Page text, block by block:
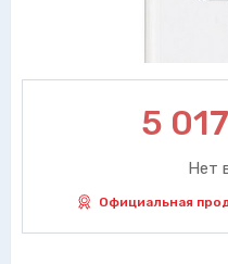
5 017
Нет
Официальная